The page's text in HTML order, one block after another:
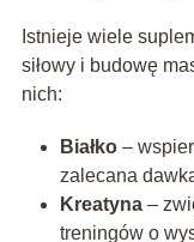
Istnieje wiele
siłowy i budowę
nich:
Białko–
zalecana
Kreatyna–
treningów o